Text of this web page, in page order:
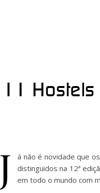
11
J
á não é novidade que
distinguidos na 12ª
em todo o mundo com